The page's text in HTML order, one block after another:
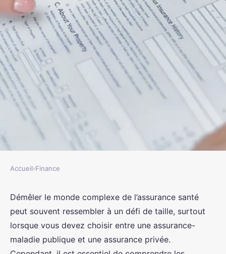
Quels sont les avantages d'une
assurance santé privée ?
rodolphe •18 février 2024•6 min de lecture
Accueil›Finance
Démêler le monde complexe de l’assurance santé
peut souvent ressembler à un défi de taille, surtout
lorsque vous devez choisir entre une assurance-
maladie publique et une assurance privée.